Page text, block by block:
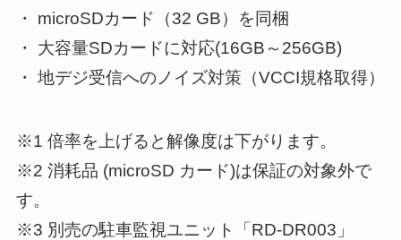
・ microSDカード（32 GB）を同梱
・ 大容量SDカードに対応(16GB～256GB)
・ 地デジ受信へのノイズ対策（VCCI規格取得）
※1 倍率を上げると解像度は下がります。
※2 消耗品 (microSD カード)は保証の対象外で
す。
※3 別売の駐車監視ユニット「RD-DR003」